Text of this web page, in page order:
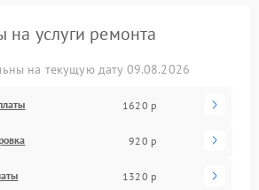
на услуги ремонта
на текущую дату 09.08.2026
1620 р
920 р
1320 р